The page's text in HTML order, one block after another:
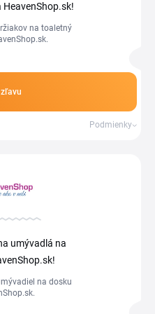
na toaletný
Podmienky
umývadlá na
na dosku